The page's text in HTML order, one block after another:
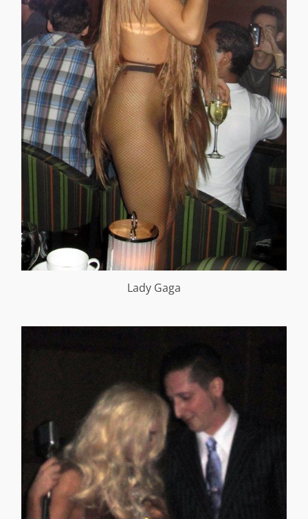
Lady Gaga